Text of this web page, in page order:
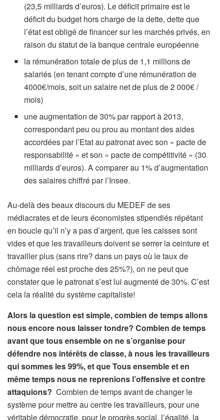
(23,5 milliards d’euros). Le déficit primaire est le
déficit du budget hors charge de la dette, dette que
l’état est obligé de financer sur les marchés privés, en
raison du statut de la banque centrale européenne
la rémunération totale de plus de 1,1 millions de
salariés (en tenant compte d’une rémunération de
4000€/mois, soit un salaire net de plus de 2 000€ /
mois)
une augmentation de 30% par rapport à 2013,
correspondant peu ou prou au montant des aides
accordées par l’Etat au patronat avec son « pacte de
responsabilité » et son « pacte de compétitivité » (30
milliards d’euros). A comparer au 1% d’augmentation
des salaires chiffré par l’Insee.
Au-delà des beaux discours du MEDEF de ses
médiacrates et de leurs économistes stipendiés répétant
en boucle qu’il n’y a pas d’argent, que les caisses sont
vides et que les travailleurs doivent se serrer la ceinture et
travailler plus (sans rire? dans un pays où le taux de
chômage réel est proche des 25%?), on ne peut que
constater que le patronat s’est lui augmenté de 30%. C’est
cela la réalité du système capitaliste!
Alors la question est simple, combien de temps allons
nous encore nous laisser tondre? Combien de temps
avant que tous ensemble on ne s’organise pour
défendre nos intérêts de classe, à nous les travailleurs
qui sommes les 99%, et que Tous ensemble et en
même temps nous ne reprenions l’offensive et contre
attaquions? Combien de temps avant de changer le
système pour mettre au centre les travailleurs, pour une
véritable démocratie, pour le progrès social, l’égalité, la